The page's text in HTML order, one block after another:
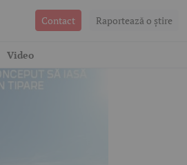
Contact Raportează o ştire
Video